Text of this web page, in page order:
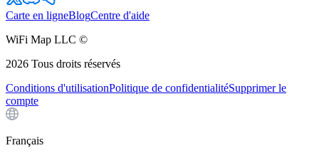
Carte en ligneBlogCentre d'aide
WiFi Map LLC ©
2026 Tous droits réservés
Conditions d'utilisationPolitique de confidentialitéSupprimer le
compte
Français